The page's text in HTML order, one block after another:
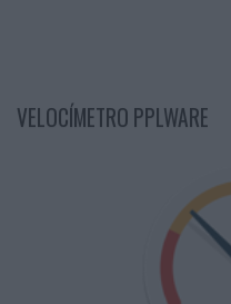
VELOCÍMETRO PPLWARE